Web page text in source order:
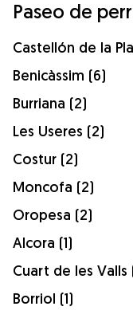
Paseo de
Castellón de la
Benicàssim (6)
Burriana (2)
Les Useres (2)
Costur (2)
Moncofa (2)
Oropesa (2)
Alcora (1)
Cuart de les Valls
Borriol (1)